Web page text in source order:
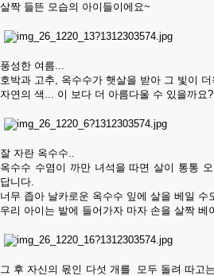
살짝 들뜬 모습의 아이들이에요~
풍성한 여름...
호박과 고추, 옥수수가 햇살을 받아 그 빛이
자연의 색... 이 보다 더 아름다울 수 있을까요?
잘 자란 옥수수..
옥수수 수염이 까만 녀석을 따면 살이 통통
답니다.
너무 좁아 날카로운 옥수수 잎에 살을 베일 수
우리 아이는 밭에 들어가자 마자 손을 살짝 베
그 후 자신의 몫인 다섯 개를 모두 돌려 따고